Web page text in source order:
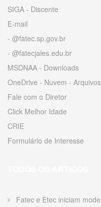
SIGA - Discente
E-mail
- @fatec.sp.gov.br
- @fatecjales.edu.br
MSDNAA - Downloads
OneDrive - Nuvem - Arquivos
Fale com o Diretor
Click Melhor Idade
CRIE
Formulário de Interesse
Fatec e Etec iniciam